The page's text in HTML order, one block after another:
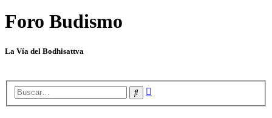
Foro Budismo
La Vía del Bodhisattva
Buscar